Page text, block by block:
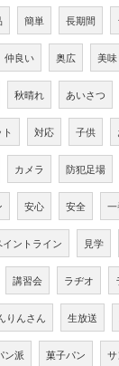
簡単 長期間
仲良い 奥広 美
秋晴れ あいさつ
対応 子供
カメラ 防犯足場
安心 安全
イントライン 見学
講習会 ラヂオ
りんさん 生放送
ン派 菓子パン サ